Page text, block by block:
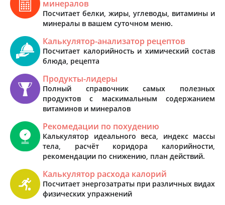
минералов
Посчитает белки, жиры, углеводы, витамины и
минералы в вашем суточном меню.
Калькулятор-анализатор рецептов
Посчитает калорийность и химический состав
блюда, рецепта
Продукты-лидеры
Полный справочник самых полезных
продуктов с маскимальным содержанием
витаминов и минералов
Рекомедации по похудению
Калькулятор идеального веса, индекс массы
тела, расчёт коридора калорийности,
рекомендации по снижению, план действий.
Калькулятор расхода калорий
Посчитает энергозатраты при различных видах
физических упражнений